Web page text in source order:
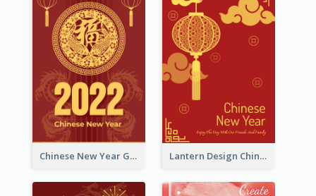
Chinese New Year Greeting Card With Dragon Decorations Lantern Design Chinese New Year Greeting Card